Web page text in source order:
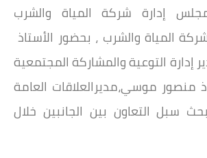
إدارة شركة المياة والشرب
المياة والشرب ، بحضور الأستاذ
التوعية والمشاركة المجتمعية
منصور موسي،مديرالعلاقات العامة
سبل التعاون بين الجانبين خلال